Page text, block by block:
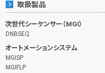
取扱製品
次世代シーケンサー（MGI）
DNBSEQ
オートメーションシステム
MGISP
MGIFLP